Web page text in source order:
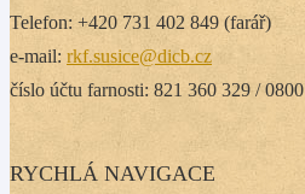
Telefon: +420 731 402 849 (farář)
e-mail: rkf.susice@dicb.cz
číslo účtu farnosti: 821 360 329 / 0800
RYCHLÁ NAVIGACE